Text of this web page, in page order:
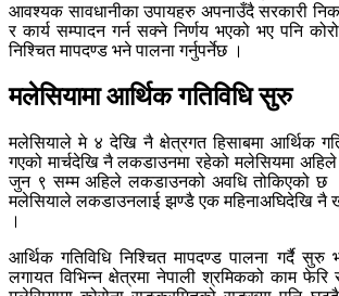
आवश्यक सावधानीका उपायहरु अपनाउँदै सरकारी
र कार्य सम्पादन गर्न सक्ने निर्णय भएको भए पनि
निश्चित मापदण्ड भने पालना गर्नुपर्नेछ ।
मलेसियामा आर्थिक गतिविधि सुरु
मलेसियाले मे ४ देखि नै क्षेत्रगत हिसाबमा आर्थिक
गएको मार्चदेखि नै लकडाउनमा रहेको मलेसियमा
जुन ९ सम्म अहिले लकडाउनको अवधि तोकिएको छ
मलेसियाले लकडाउनलाई झण्डै एक महिनाअघिदेखि नै
।
आर्थिक गतिविधि निश्चित मापदण्ड पालना गर्दै
लगायत विभिन्न क्षेत्रमा नेपाली श्रमिकको काम